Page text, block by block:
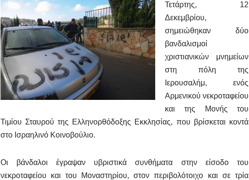
Τετάρτης, 12
Δεκεμβρίου,
σημειώθηκαν δύο
βανδαλισμοί
χριστιανικών μνημείων
στη πόλη της
Ιερουσαλήμ, ενός
Αρμενικού νεκροταφείου
και της Μονής του
Τιμίου Σταυρού της Ελληνορθόδοξης Εκκλησίας, που βρίσκεται κοντά
στο Ισραηλινό Κοινοβούλιο.
Οι βάνδαλοι έγραψαν υβριστικά συνθήματα στην είσοδο του
νεκροταφείου και του Μοναστηρίου, στον περιβολότοιχο και σε τρία